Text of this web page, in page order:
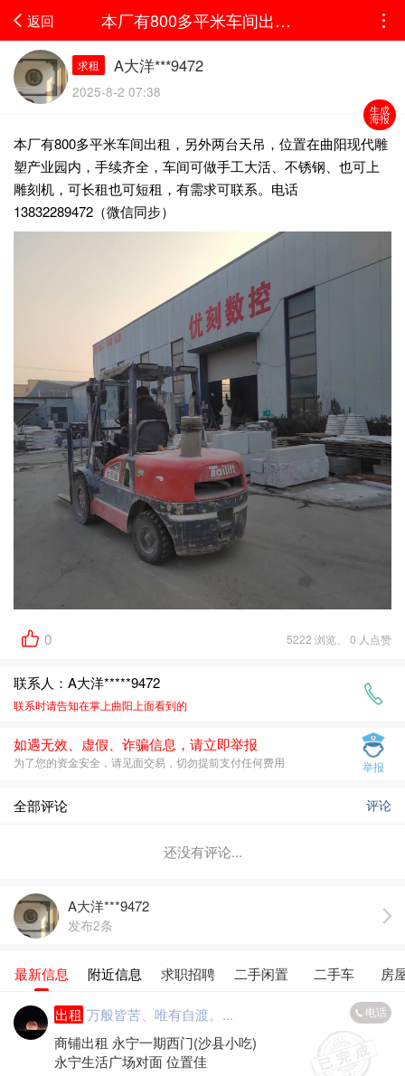
生成
海报
返回 本厂有800多平米车间出租，另外两台天吊，位置在曲阳现代雕塑产业园内，手续齐全，车...
求租 A大洋***9472
2025-8-2 07:38
本厂有800多平米车间出租，另外两台天吊，位置在曲阳现代雕
塑产业园内，手续齐全，车间可做手工大活、不锈钢、也可上
雕刻机，可长租也可短租，有需求可联系。电话
13832289472（微信同步）
0 5222 浏览、 0 人点赞
联系人：A大洋*****9472
联系时请告知在掌上曲阳 上面看到的
如遇无效、虚假、诈骗信息，请立即举报
为了您的资金安全，请见面交易，切勿提前支付任何费用 举报
全部评论 评论
还没有评论...
A大洋***9472
发布2条
最新信息 附近信息 求职招聘 二手闲置 二手车 房
出租 万般皆苦、唯有自渡。... 电话
商铺出租 永宁一期西门(沙县小吃)
永宁生活广场对面 位置佳